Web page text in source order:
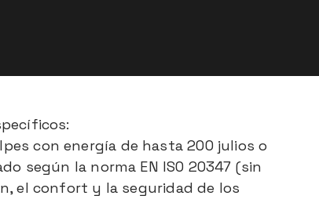
con energía de hasta 200 julios o
según la norma EN ISO 20347 (sin
el confort y la seguridad de los